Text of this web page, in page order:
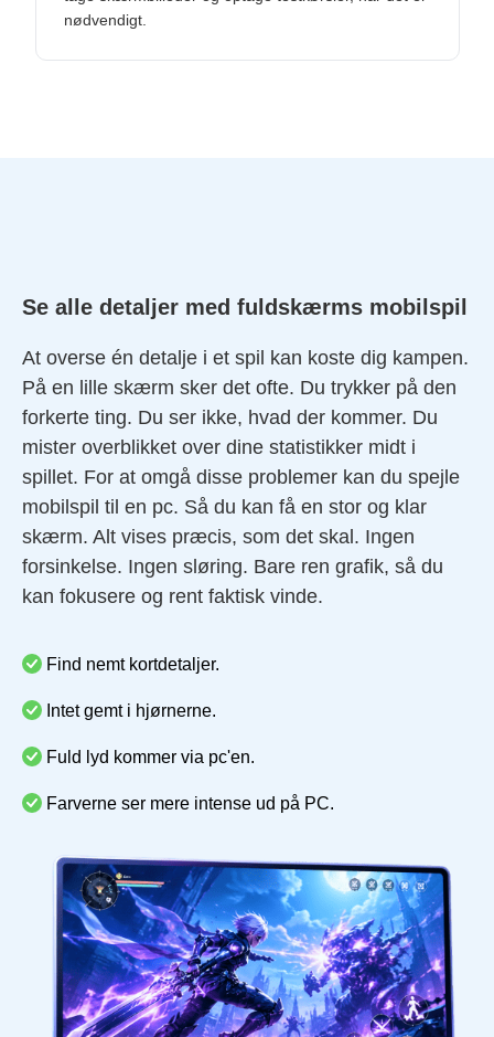
nødvendigt.
Se alle detaljer med fuldskærms mobilspil
At overse én detalje i et spil kan koste dig kampen.
På en lille skærm sker det ofte. Du trykker på den
forkerte ting. Du ser ikke, hvad der kommer. Du
mister overblikket over dine statistikker midt i
spillet. For at omgå disse problemer kan du spejle
mobilspil til en pc. Så du kan få en stor og klar
skærm. Alt vises præcis, som det skal. Ingen
forsinkelse. Ingen sløring. Bare ren grafik, så du
kan fokusere og rent faktisk vinde.
Find nemt kortdetaljer.
Intet gemt i hjørnerne.
Fuld lyd kommer via pc'en.
Farverne ser mere intense ud på PC.